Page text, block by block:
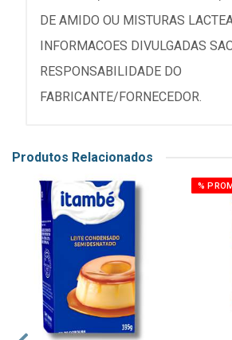
DE AMIDO OU MISTURAS
INFORMACOES DIVULGADAS
RESPONSABILIDADE DO
FABRICANTE/FORNECEDOR.
Produtos Relacionados
%